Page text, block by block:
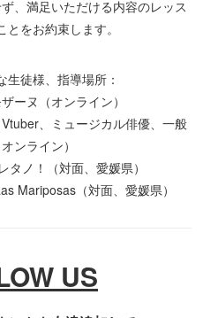
、満足いただける内容のレッス
とをお約束します。
生徒様、指導場所：
ーヌ（オンライン）
、ミュージカル俳優、一般
ンライン）
タノ！（対面、愛媛県）
Mariposas（対面、愛媛県）
US